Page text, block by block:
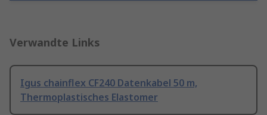
Verwandte Links
Igus chainflex CF240 Datenkabel 50 m,
Thermoplastisches Elastomer